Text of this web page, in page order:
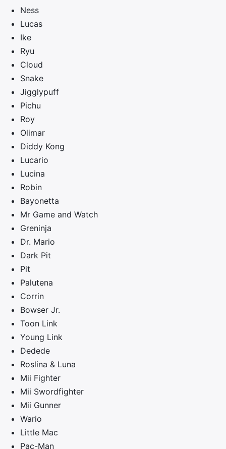
Ness
Lucas
Ike
Ryu
Cloud
Snake
Jigglypuff
Pichu
Roy
Olimar
Diddy Kong
Lucario
Lucina
Robin
Bayonetta
Mr Game and Watch
Greninja
Dr. Mario
Dark Pit
Pit
Palutena
Corrin
Bowser Jr.
Toon Link
Young Link
Dedede
Roslina & Luna
Mii Fighter
Mii Swordfighter
Mii Gunner
Wario
Little Mac
Pac-Man